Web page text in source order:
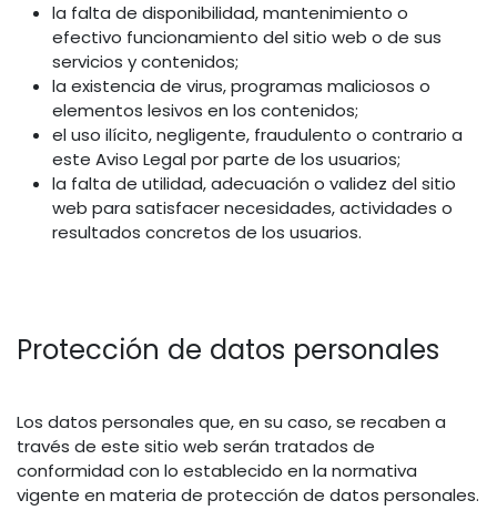
la falta de disponibilidad, mantenimiento o
efectivo funcionamiento del sitio web o de sus
servicios y contenidos;
la existencia de virus, programas maliciosos o
elementos lesivos en los contenidos;
el uso ilícito, negligente, fraudulento o contrario a
este Aviso Legal por parte de los usuarios;
la falta de utilidad, adecuación o validez del sitio
web para satisfacer necesidades, actividades o
resultados concretos de los usuarios.
Protección de datos personales
Los datos personales que, en su caso, se recaben a
través de este sitio web serán tratados de
conformidad con lo establecido en la normativa
vigente en materia de protección de datos personales.